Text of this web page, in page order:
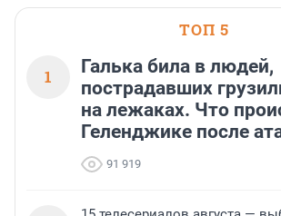
ТОП 5
1
Галька била в людей,
пострадавших
на лежаках. Что
Геленджике после
91 919